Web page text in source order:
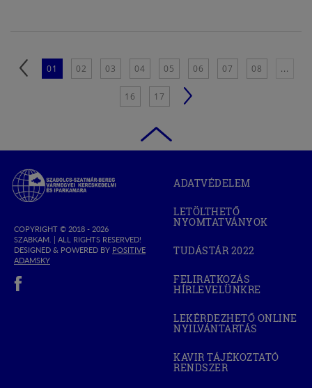
01 02 03 04 05 06 07 08 ...
16 17
Szabolcs-
Szatmár-
Bereg
Kereskedelmi
és
Iparkamara
COPYRIGHT © 2018 - 2026
SZABKAM. | ALL RIGHTS RESERVED!
DESIGNED & POWERED BY POSITIVE
ADAMSKY(OPEN
ADATVÉDELEM
LETÖLTHETŐ
NYOMTATVÁNYOK
TUDÁSTÁR 2022
WINDOW)
FELIRATKOZÁS
HÍRLEVELÜNKRE
LEKÉRDEZHETŐ ONLINE
NYILVÁNTARTÁS
NEW
WINDOW)
KAVIR TÁJÉKOZTATÓ
RENDSZER(OPEN